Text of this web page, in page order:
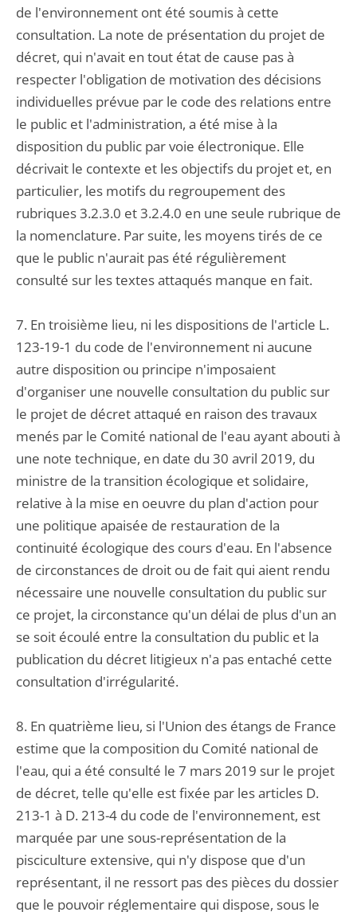
de l'environnement ont été soumis à cette
consultation. La note de présentation du projet de
décret, qui n'avait en tout état de cause pas à
respecter l'obligation de motivation des décisions
individuelles prévue par le code des relations entre
le public et l'administration, a été mise à la
disposition du public par voie électronique. Elle
décrivait le contexte et les objectifs du projet et, en
particulier, les motifs du regroupement des
rubriques 3.2.3.0 et 3.2.4.0 en une seule rubrique de
la nomenclature. Par suite, les moyens tirés de ce
que le public n'aurait pas été régulièrement
consulté sur les textes attaqués manque en fait.
7. En troisième lieu, ni les dispositions de l'article L.
123-19-1 du code de l'environnement ni aucune
autre disposition ou principe n'imposaient
d'organiser une nouvelle consultation du public sur
le projet de décret attaqué en raison des travaux
menés par le Comité national de l'eau ayant abouti à
une note technique, en date du 30 avril 2019, du
ministre de la transition écologique et solidaire,
relative à la mise en oeuvre du plan d'action pour
une politique apaisée de restauration de la
continuité écologique des cours d'eau. En l'absence
de circonstances de droit ou de fait qui aient rendu
nécessaire une nouvelle consultation du public sur
ce projet, la circonstance qu'un délai de plus d'un an
se soit écoulé entre la consultation du public et la
publication du décret litigieux n'a pas entaché cette
consultation d'irrégularité.
8. En quatrième lieu, si l'Union des étangs de France
estime que la composition du Comité national de
l'eau, qui a été consulté le 7 mars 2019 sur le projet
de décret, telle qu'elle est fixée par les articles D.
213-1 à D. 213-4 du code de l'environnement, est
marquée par une sous-représentation de la
pisciculture extensive, qui n'y dispose que d'un
représentant, il ne ressort pas des pièces du dossier
que le pouvoir réglementaire qui dispose, sous le